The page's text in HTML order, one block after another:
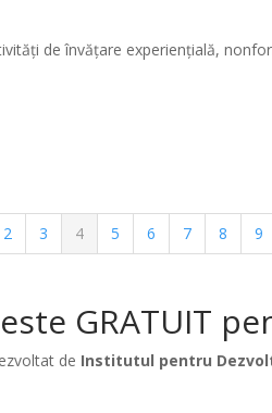
de învățare experiențială,
Pagina
2 Pagina
3
Pagina
curentă
4 Pagina
5 Pagina
6 Pagina
7 Pagina
8 9
este GRATUIT
de Institutul pentru